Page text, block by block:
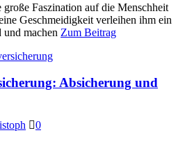
Faszination auf die Menschheit
Geschmeidigkeit verleihen ihm ein
und machen Zum Beitrag
Absicherung und
0